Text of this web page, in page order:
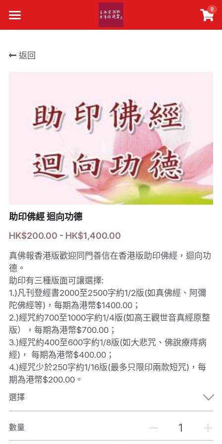
0
真佛報下載
精選文章
關於我們
搜索
返回
助印佛經 迴向功德
HK$200.00 - HK$1,400.00
真佛報香港版歡迎同門善信在香港版助印佛經，迴向功
德。
助印有三種版面可讓選擇:
1.)凡刊登經書2000至2500字約1/2版(如真佛經、阿彌
陀佛經等)，每期為港幣$1400.00；
2.)經咒約700至1000字約1/4版(如高王觀世音真經原整
版），每期為港幣$700.00；
3.)經咒約400至600字約1/8版(如大悲咒、佛說療痔病
經)， 每期為港幣$400.00；
4.)經咒少於250字約1/16版(最多只限印兩款短咒)，每
期為港幣$200.00。
選擇
數量
×
商品分類
所有商品分類
×
部落格分類
所有博客分類